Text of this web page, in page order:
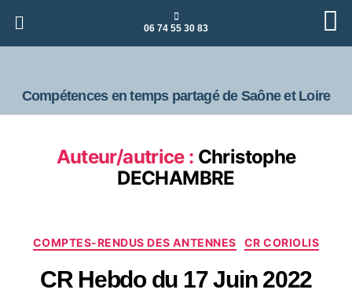
06 74 55 30 83
Compétences en temps partagé de Saône et Loire
Auteur/autrice : Christophe
DECHAMBRE
COMPTES-RENDUS DES ANTENNES CR CORIOLIS
CR Hebdo du 17 Juin 2022